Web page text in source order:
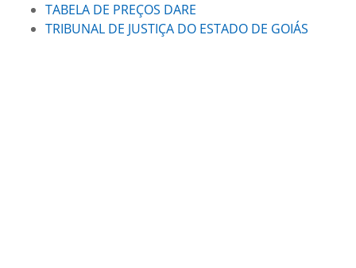
TABELA DE PREÇOS DARE
TRIBUNAL DE JUSTIÇA DO ESTADO DE GOIÁS